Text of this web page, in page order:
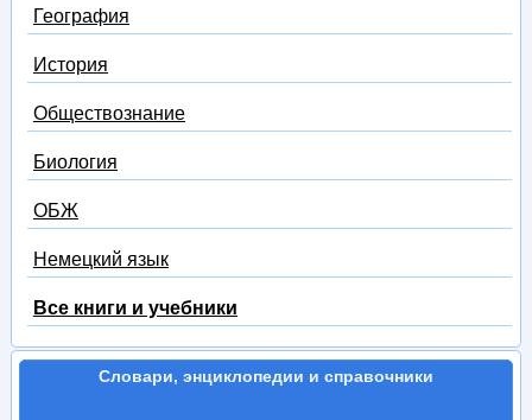
География
История
Обществознание
Биология
ОБЖ
Немецкий язык
Все книги и учебники
Словари, энциклопедии и справочники